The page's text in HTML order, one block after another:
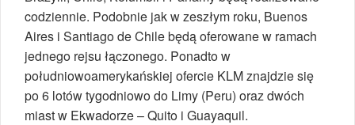
codziennie. Podobnie jak w zeszłym roku, Buenos
Aires i Santiago de Chile będą oferowane w ramach
jednego rejsu łączonego. Ponadto w
południowoamerykańskiej ofercie KLM znajdzie się
po 6 lotów tygodniowo do Limy (Peru) oraz dwóch
miast w Ekwadorze – Quito i Guayaquil.